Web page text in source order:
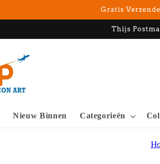
Gratis
Thijs
Nieuw Binnen Categorieën